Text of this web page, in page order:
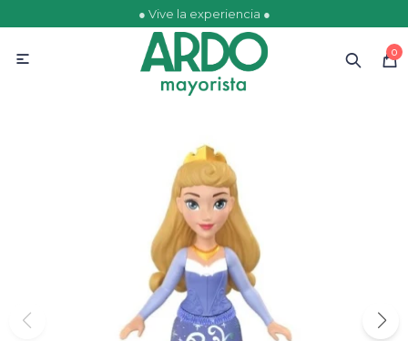
● Vive la experiencia ●
0
 Ofertas Escolares
Comestibles
Papelería